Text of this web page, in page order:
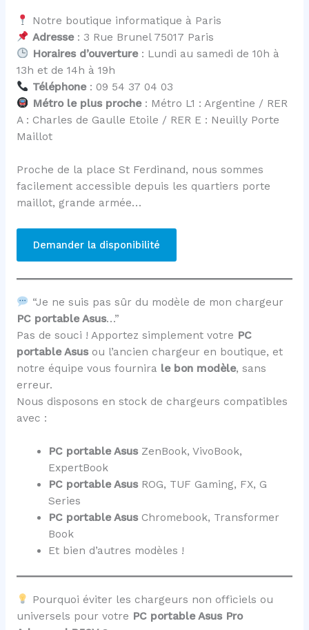
Notre boutique informatique à Paris
Adresse: 3 Rue Brunel 75017 Paris
Horaires d’ouverture: Lundi au samedi de 10h à
13h et de 14h à 19h
Téléphone: 09 54 37 04 03
Métro le plus proche: Métro L1 : Argentine / RER
A : Charles de Gaulle Etoile / RER E : Neuilly Porte
Maillot
Proche de la place St Ferdinand, nous sommes
facilement accessible depuis les quartiers porte
maillot, grande armée…
Demander la disponibilité
“Je ne suis pas sûr du modèle de mon chargeur
PC portable Asus…”
Pas de souci ! Apportez simplement votre PC
portable Asus ou l’ancien chargeur en boutique, et
notre équipe vous fournira le bon modèle, sans
erreur.
Nous disposons en stock de chargeurs compatibles
avec :
PC portable Asus ZenBook, VivoBook,
ExpertBook
PC portable Asus ROG, TUF Gaming, FX, G
Series
PC portable Asus Chromebook, Transformer
Book
Et bien d’autres modèles !
Pourquoi éviter les chargeurs non officiels ou
universels pour votre PC portable Asus Pro